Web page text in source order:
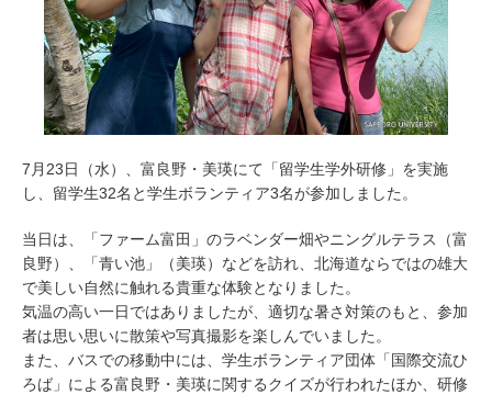
7月23日（水）、富良野・美瑛にて「留学生学外研修」を実施
し、留学生32名と学生ボランティア3名が参加しました。
当日は、「ファーム富田」のラベンダー畑やニングルテラス（富
良野）、「青い池」（美瑛）などを訪れ、北海道ならではの雄大
で美しい自然に触れる貴重な体験となりました。
気温の高い一日ではありましたが、適切な暑さ対策のもと、参加
者は思い思いに散策や写真撮影を楽しんでいました。
また、バスでの移動中には、学生ボランティア団体「国際交流ひ
ろば」による富良野・美瑛に関するクイズが行われたほか、研修